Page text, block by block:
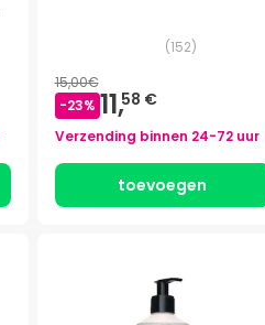
(152)
15,00€
-23% 11,58 €
Verzending binnen 24-72 uur
toevoegen